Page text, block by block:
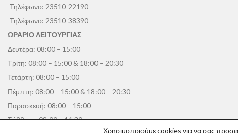
Τηλέφωνο: 23510-22190
Τηλέφωνο: 23510-38390
ΩΡΑΡΙΟ ΛΕΙΤΟΥΡΓΙΑΣ
Δευτέρα: 08:00 – 15:00
Τρίτη: 08:00 – 15:00 & 18:00 – 20:30
Τετάρτη: 08:00 – 15:00
Πέμπτη: 08:00 – 15:00 & 18:00 – 20:30
Παρασκευή: 08:00 – 15:00
Σάββατο: 08:00 – 14:30
Χρησιμοποιούμε cookies για να σας